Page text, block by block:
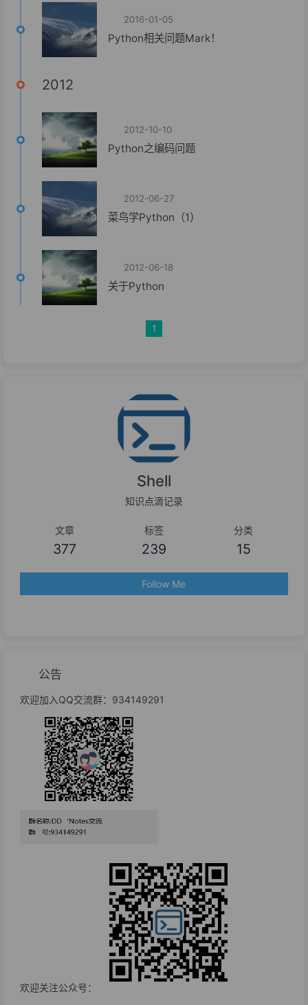
2016-01-05
Python相关问题Mark！
2012
2012-10-10
Python之编码问题
2012-06-27
菜鸟学Python（1）
2012-06-18
关于Python
1
Shell
知识点滴记录
文章
377
标签
239
分类
15
Follow Me
公告
欢迎加入QQ交流群：934149291
欢迎关注公众号：